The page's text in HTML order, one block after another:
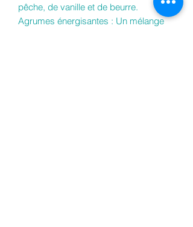
pêche, de vanille et de beurre.
Agrumes énergisantes : Un mélange